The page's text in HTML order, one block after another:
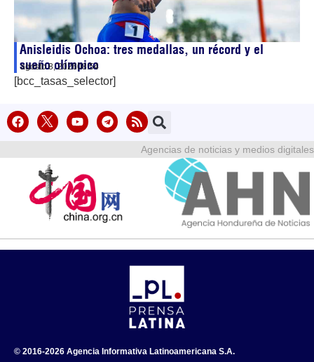
Anisleidis Ochoa: tres medallas, un récord y el
sueño olímpico
agosto 8, 202608:54
[bcc_tasas_selector]
Agencias de noticias y medios digitales
© 2016-2026 Agencia Informativa Latinoamericana S.A.